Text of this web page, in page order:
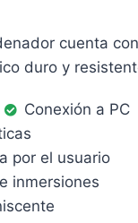
cuenta
duro y
Conexión a PC
por el usuario
inmersiones